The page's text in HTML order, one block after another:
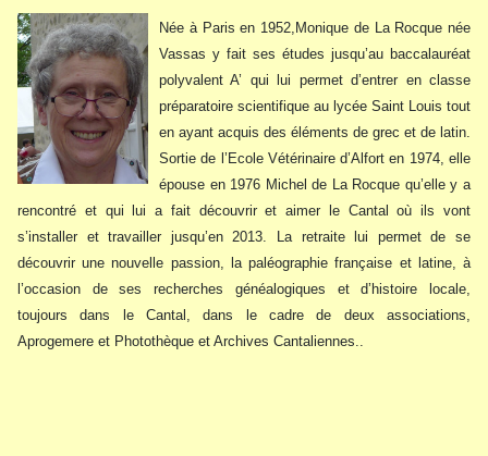
Née à Paris en 1952,Monique de La Rocque née
Vassas y fait ses études jusqu’au baccalauréat
polyvalent A’ qui lui permet d’entrer en classe
préparatoire scientifique au lycée Saint Louis tout
en ayant acquis des éléments de grec et de latin.
Sortie de l’Ecole Vétérinaire d’Alfort en 1974, elle
épouse en 1976 Michel de La Rocque qu’elle y a
rencontré et qui lui a fait découvrir et aimer le Cantal où ils vont
s’installer et travailler jusqu’en 2013. La retraite lui permet de se
découvrir une nouvelle passion, la paléographie française et latine, à
l’occasion de ses recherches généalogiques et d’histoire locale,
toujours dans le Cantal, dans le cadre de deux associations,
Aprogemere et Photothèque et Archives Cantaliennes..